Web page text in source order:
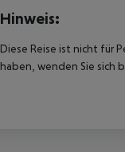
Hinweis:
Diese Reise ist nicht für
haben, wenden Sie sich